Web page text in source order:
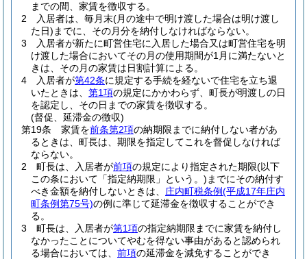
までの間、家賃を徴収する。
2
入居者は、毎月末(月の途中で明け渡した場合は明け渡し
た日) までに、その月分を納付しなければならない。
3
入居者が新たに町営住宅に入居した場合又は町営住宅を明
け渡した場合においてその月の使用期間が1月に満たないと
きは、その月の家賃は日割計算による。
4
入居者が第42条に規定する手続を経ないで住宅を立ち退
いたときは、 第1項の規定にかかわらず、町長が明渡しの日
を認定し、その日までの家賃を徴収する。
(督促、延滞金の徴収)
第19条
家賃を前条第2項の納期限までに納付しない者があ
るときは、町長は、期限を指定してこれを督促しなければ
ならない。
2
町長は、入居者が前項の規定により指定された期限(以下
この条において「指定納期限」という。) までにその納付す
べき金額を納付しないときは、 庄内町税条例(平成17年庄内
町条例第75号)の例に準じて延滞金を徴収することができ
る。
3
町長は、入居者が第1項の指定納期限までに家賃を納付し
なかったことについてやむを得ない事由があると認められ
る場合においては、 前項の延滞金を減免することができ